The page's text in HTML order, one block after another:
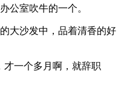
公室吹牛的一个。
大沙发中，品着清香的好
才一个多月啊，就辞职